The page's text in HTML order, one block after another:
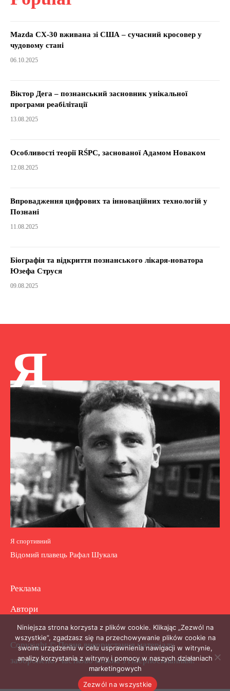
Mazda CX-30 вживана зі США – сучасний кросовер у
чудовому стані
06.10.2025
Віктор Дега – познанський засновник унікальної
програми реабілітації
13.08.2025
Особливості теорії RŚPC, заснованої Адамом Новаком
12.08.2025
Впровадження цифрових та інноваційних технологій у
Познані
11.08.2025
Біографія та відкриття познанського лікаря-новатора
Юзефа Струся
09.08.2025
Я
Я спортивний
Відомий плавець Рафал Шукала
Реклама
Автори
Copyright © Повне використання матеріалу
заборонено. Частково можна з гіперпосиланням.
Niniejsza strona korzysta z plików cookie. Klikając „Zezwól na
wszystkie”, zgadzasz się na przechowywanie plików cookie na
swoim urządzeniu w celu usprawnienia nawigacji w witrynie,
analizy korzystania z witryny i pomocy w naszych działaniach
marketingowych
Zezwól na wszystkie